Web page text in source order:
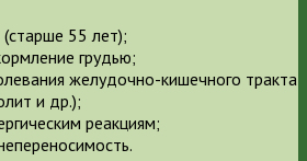
55 лет);
грудью;
желудочно-кишечного тракта
и др.);
реакциям;